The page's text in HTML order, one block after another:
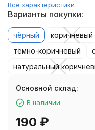
Все характеристики
Варианты покупки:
чёрный коричневый
тёмно-коричневый
натуральный
Основной склад:
В наличии
190 ₽